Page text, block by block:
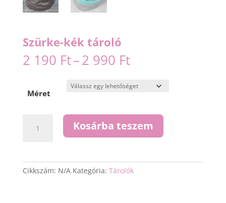
Szürke-kék tároló
2 190 Ft–2 990 FtÁrtartomány:
2
190 Ft
-
990 Ft
Méret
Kosárba teszem
Cikkszám: N/A Kategória: Tárolók